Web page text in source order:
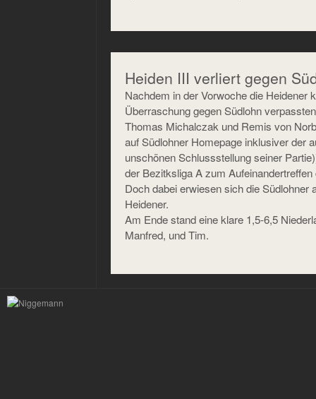
Heiden III verliert gegen
Nachdem in der Vorwoche die Heidener
Überraschung gegen Südlohn
Thomas Michalczak und Remis von
auf Südlohner Homepage inklusiver der
unschönen Schlussstellung seiner
der Bezitksliga A zum
Doch dabei erwiesen sich die
Heidener.
Am Ende stand eine klare 1,5-6,5
Manfred, und Tim.